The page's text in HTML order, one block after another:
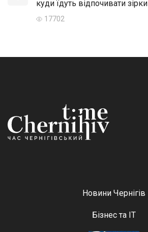
куди їдуть відпочивати зірки
17702
Новини Чернігів
Бізнес та ІТ